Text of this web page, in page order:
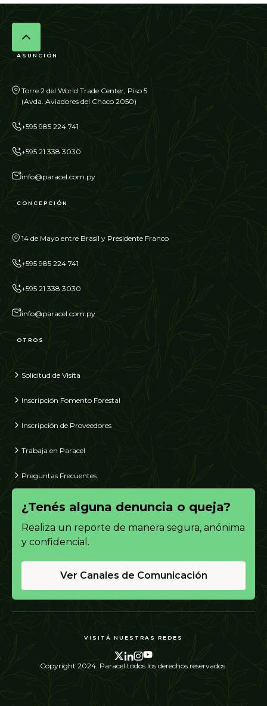
ASUNCIÓN
Torre 2 del World Trade Center, Piso 5
(Avda. Aviadores del Chaco 2050)
+595 985 224 741
+595 21 338 3030
info@paracel.com.py
CONCEPCIÓN
14 de Mayo entre Brasil y Presidente Franco
+595 985 224 741
+595 21 338 3030
info@paracel.com.py
OTROS
Solicitud de Visita
Inscripción Fomento Forestal
Inscripción de Proveedores
Trabaja en Paracel
Preguntas Frecuentes
¿Tenés alguna denuncia o queja?
Realiza un reporte de manera segura, anónima
y confidencial.
Ver Canales de Comunicación
Copyright 2024. Paracel todos los derechos reservados.
VISITÁ NUESTRAS REDES